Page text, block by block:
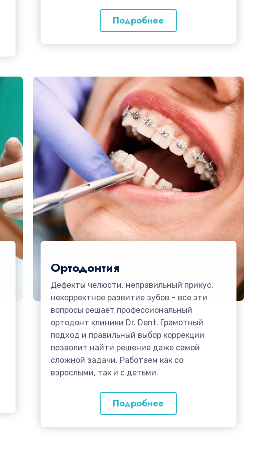
Подробнее
Ортодонтия
Дефекты челюсти, неправильный прикус,
некорректное развитие зубов – все эти
вопросы решает профессиональный
ортодонт клиники Dr. Dent. Грамотный
подход и правильный выбор коррекции
позволит найти решение даже самой
сложной задачи. Работаем как со
взрослыми, так и с детьми.
Подробнее